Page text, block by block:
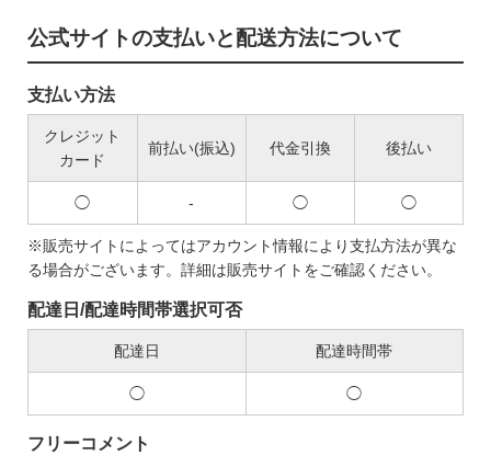
公式サイトの支払いと配送方法について
支払い方法
クレジット
カード
前払い(振込) 代金引換 後払い
◯ - ◯ ◯
※販売サイトによってはアカウント情報により支払方法が異な
る場合がございます。詳細は販売サイトをご確認ください。
配達日/配達時間帯選択可否
配達日 配達時間帯
◯ ◯
フリーコメント